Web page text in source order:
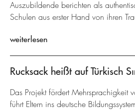
Auszubildende berichten als
Schulen aus erster Hand von ihren
weiterlesen
Rucksack heißt auf Türkisch
Das Projekt fördert Mehrsprachigkeit
führt Eltern ins deutsche